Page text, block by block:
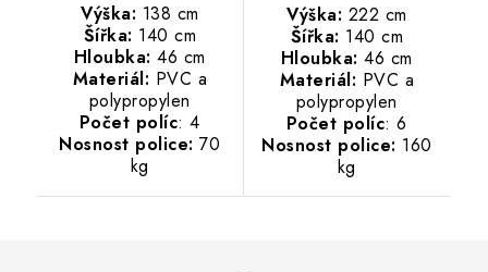
Výška: 138 cm
Šířka: 140 cm
Hloubka: 46 cm
Materiál: PVC a
polypropylen
Počet políc: 4
Nosnost police:70
kg
Výška: 222 cm
Šířka: 140 cm
Hloubka: 46 cm
Materiál: PVC a
polypropylen
Počet políc: 6
Nosnost police: 160
kg